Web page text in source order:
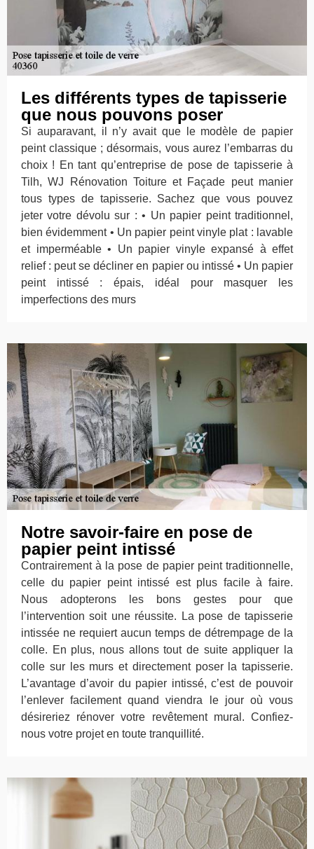
Les différents types de tapisserie
que nous pouvons poser
Si auparavant, il n’y avait que le modèle de papier
peint classique ; désormais, vous aurez l’embarras du
choix ! En tant qu’entreprise de pose de tapisserie à
Tilh, WJ Rénovation Toiture et Façade peut manier
tous types de tapisserie. Sachez que vous pouvez
jeter votre dévolu sur : • Un papier peint traditionnel,
bien évidemment • Un papier peint vinyle plat : lavable
et imperméable • Un papier vinyle expansé à effet
relief : peut se décliner en papier ou intissé • Un papier
peint intissé : épais, idéal pour masquer les
imperfections des murs
Notre savoir-faire en pose de
papier peint intissé
Contrairement à la pose de papier peint traditionnelle,
celle du papier peint intissé est plus facile à faire.
Nous adopterons les bons gestes pour que
l’intervention soit une réussite. La pose de tapisserie
intissée ne requiert aucun temps de détrempage de la
colle. En plus, nous allons tout de suite appliquer la
colle sur les murs et directement poser la tapisserie.
L’avantage d’avoir du papier intissé, c’est de pouvoir
l’enlever facilement quand viendra le jour où vous
désireriez rénover votre revêtement mural. Confiez-
nous votre projet en toute tranquillité.